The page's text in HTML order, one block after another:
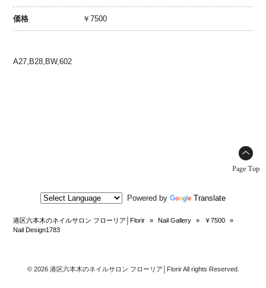
価格 ￥7500
A27,B28,BW,602
Page Top
Powered by Translate
港区六本木のネイルサロン フローリア│Florir » Nail Gallery » ￥7500
»
Nail Design1783
© 2026 港区六本木のネイルサロン フローリア│Florir All rights Reserved.